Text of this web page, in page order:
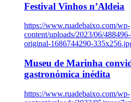
Festival Vinhos n’Aldeia
https://www.ruadebaixo.com/wp-
content/uploads/2023/06/
original-1686744290-
Museu de Marinha
gastronómica inédita
https://www.ruadebaixo.com/wp-